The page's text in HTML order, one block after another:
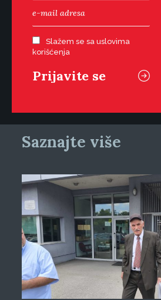
Slažem se sa uslovima
korišćenja
Saznajte više